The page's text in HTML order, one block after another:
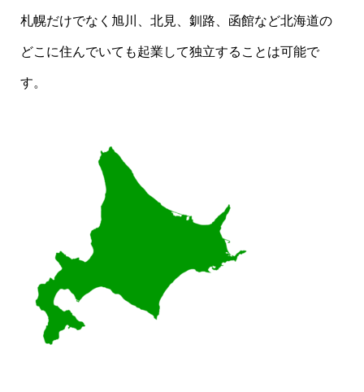
札幌だけでなく旭川、北見、釧路、函館など北海道の
どこに住んでいても起業して独立することは可能で
す。